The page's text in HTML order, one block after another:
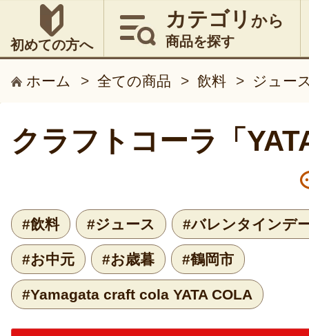
初めての方へ
カテゴリ から
商品を探す
ホーム > 全ての商品 > 飲料 > ジュー
クラフトコーラ「
#飲料 #ジュース #バレンタインデ
#お中元 #お歳暮 #鶴岡市
#Yamagata craft cola YATA COLA